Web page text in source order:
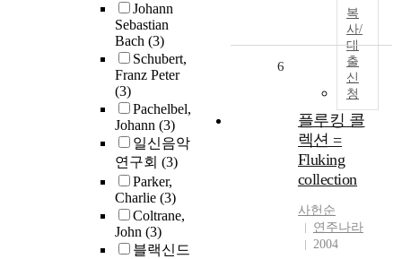
Johann
Sebastian
Bach (3)
Schubert,
Franz Peter
(3)
Pachelbel,
Johann (3)
일신음악
연구회 (3)
Parker,
Charlie (3)
Coltrane,
John (3)
블랙신드
복
사/
대
출
신
청
6
플루킹 콜
렉션 =
Fluking
collection
사헌순
연주나라
2004